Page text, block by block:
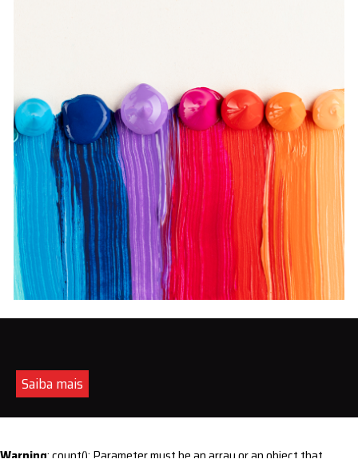
Saiba mais
Warning: count(): Parameter must be an array or an object that